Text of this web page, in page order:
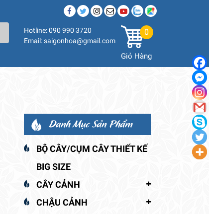
Hotline: 090 990 3720
Email: saigonhoa@gmail.com
0
Giỏ Hàng
Danh Mục Sản Phẩm
BỘ CÂY/CỤM CÂY THIẾT KẾ
BIG SIZE
CÂY CẢNH
CHẬU CẢNH